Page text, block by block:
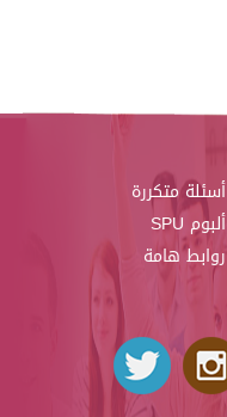
أسئلة متكررة
ألبوم SPU
روابط هامة